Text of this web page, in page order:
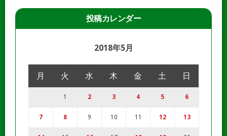
投稿カレンダー
2018年5月
月 火 水 木 金 土 日
1 2 3 4 5 6
7 8 9 10 11 12 13